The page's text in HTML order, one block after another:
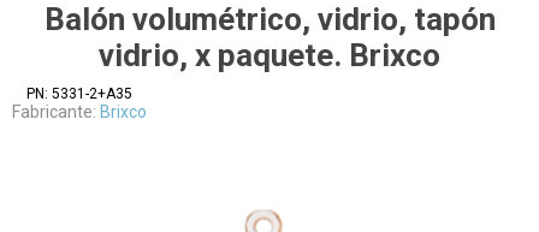
Balón volumétrico, vidrio, tapón
vidrio, x paquete. Brixco
PN: 5331-2+A35
Fabricante: Brixco